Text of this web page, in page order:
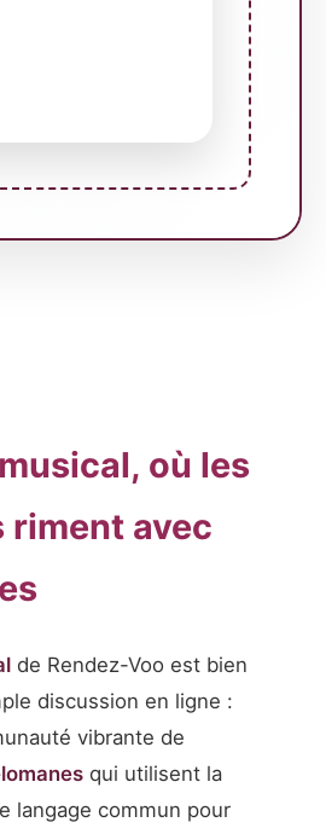
où les
riment avec
de Rendez-Voo est bien
discussion en ligne :
vibrante de
qui utilisent la
langage commun pour